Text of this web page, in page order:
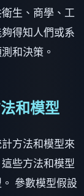
生、商學、工
得知人們或系
和決策。
和模型
方法和模型來
些方法和模型
參數模型假設